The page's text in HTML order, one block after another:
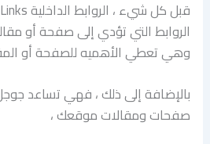
الروابط التي تؤدي إلى صفحة أو
وهي تعطي الأهميه للصفحة أو
بالإضافة إلى ذلك ، فهي تساعد
صفحات ومقالات موقعك ،